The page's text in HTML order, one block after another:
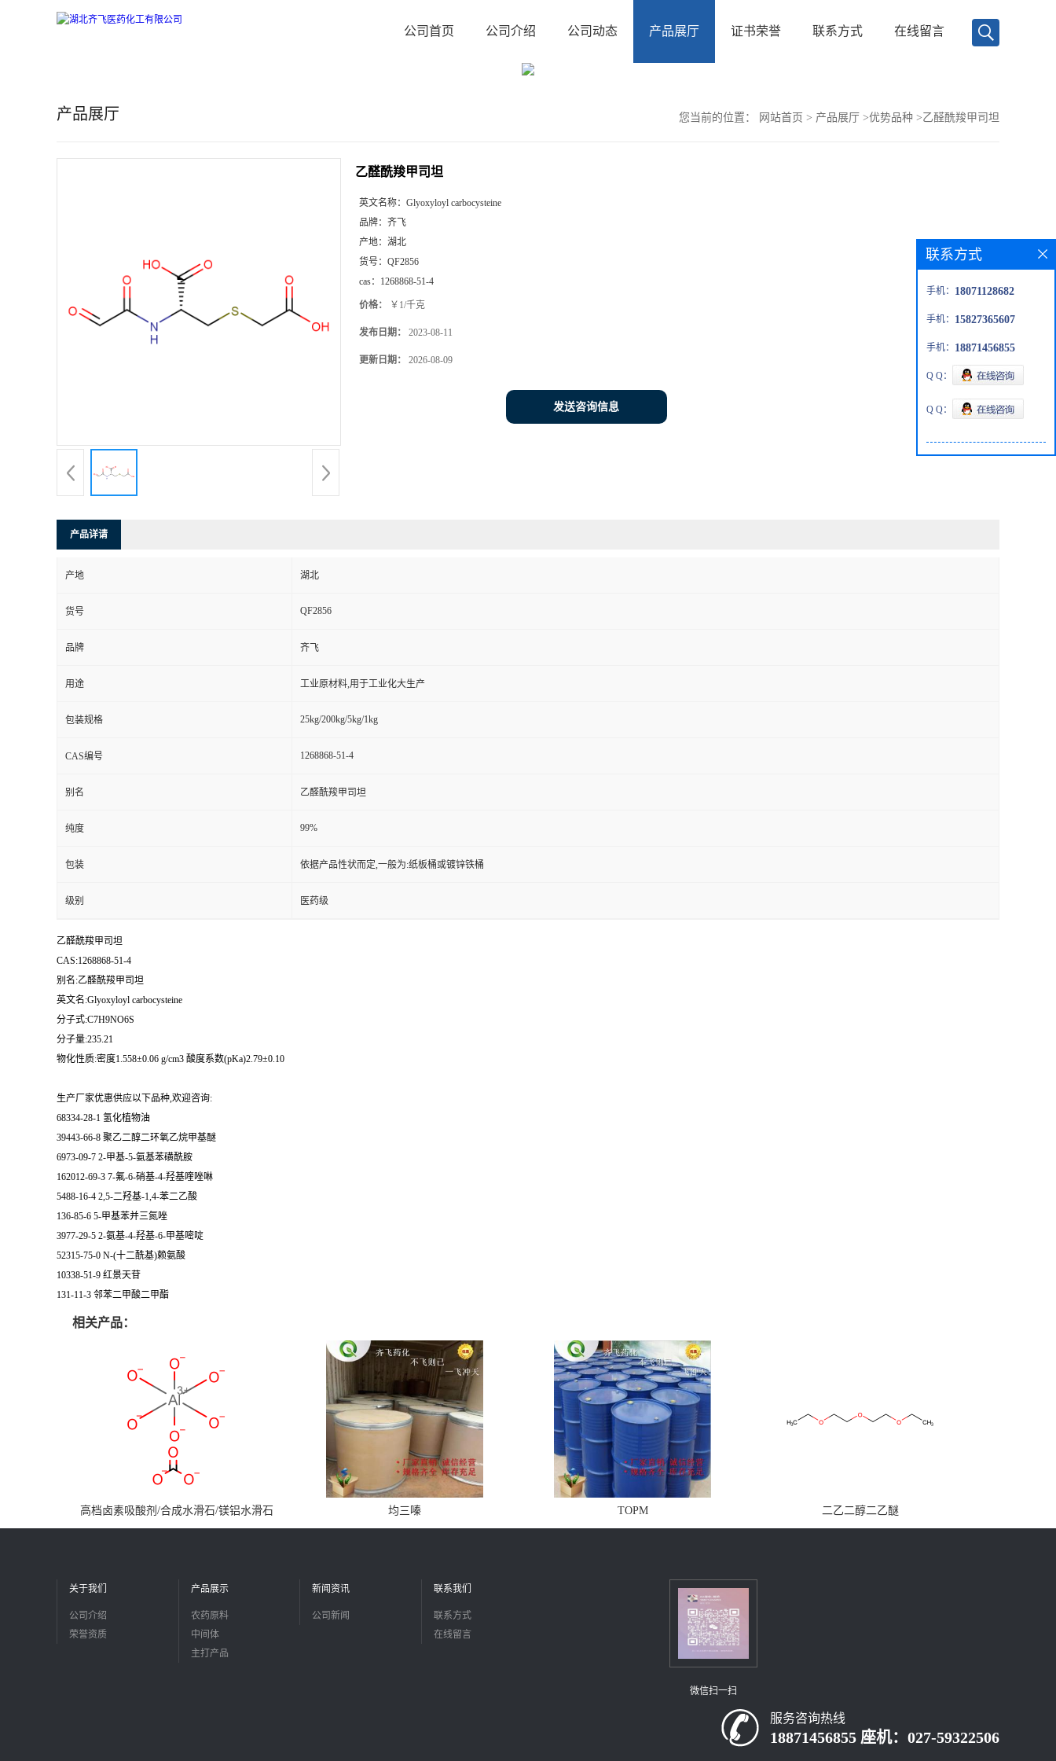
公司首页 公司介绍 公司动态 产品展厅 证书荣誉 联系方式 在线留言
产品展厅 您当前的位置： 网站首页 > 产品展厅 >优势品种 >乙醛酰羧甲司坦
乙醛酰羧甲司坦
英文名称： Glyoxyloyl carbocysteine
品牌： 齐飞
产地： 湖北
货号： QF2856
cas： 1268868-51-4
价格： ￥1/千克
发布日期： 2023-08-11
更新日期： 2026-08-09
发送咨询信息
产品详请
产地 湖北
货号 QF2856
品牌 齐飞
用途 工业原材料,用于工业化大生产
包装规格 25kg/200kg/5kg/1kg
CAS编号 1268868-51-4
别名 乙醛酰羧甲司坦
纯度 99%
包装 依据产品性状而定,一般为:纸板桶或镀锌铁桶
级别 医药级
乙醛酰羧甲司坦
CAS:1268868-51-4
别名:乙醛酰羧甲司坦
英文名:Glyoxyloyl carbocysteine
分子式:C7H9NO6S
分子量:235.21
物化性质:密度1.558±0.06 g/cm3 酸度系数(pKa)2.79±0.10
生产厂家优惠供应以下品种,欢迎咨询:
68334-28-1 氢化植物油
39443-66-8 聚乙二醇二环氧乙烷甲基醚
6973-09-7 2-甲基-5-氨基苯磺酰胺
162012-69-3 7-氟-6-硝基-4-羟基喹唑啉
5488-16-4 2,5-二羟基-1,4-苯二乙酸
136-85-6 5-甲基苯并三氮唑
3977-29-5 2-氨基-4-羟基-6-甲基嘧啶
52315-75-0 N-(十二酰基)赖氨酸
10338-51-9 红景天苷
131-11-3 邻苯二甲酸二甲酯
相关产品：
高档卤素吸酸剂/合成水滑石/镁铝水滑石 均三嗪 TOPM 二乙二醇二乙醚
联系方式
手机： 18071128682
手机： 15827365607
手机： 18871456855
Q Q：
Q Q：
关于我们
公司介绍
荣誉资质
产品展示
农药原料
中间体
主打产品
新闻资讯
公司新闻
联系我们
联系方式
在线留言
微信扫一扫
服务咨询热线
18871456855 座机：027-59322506